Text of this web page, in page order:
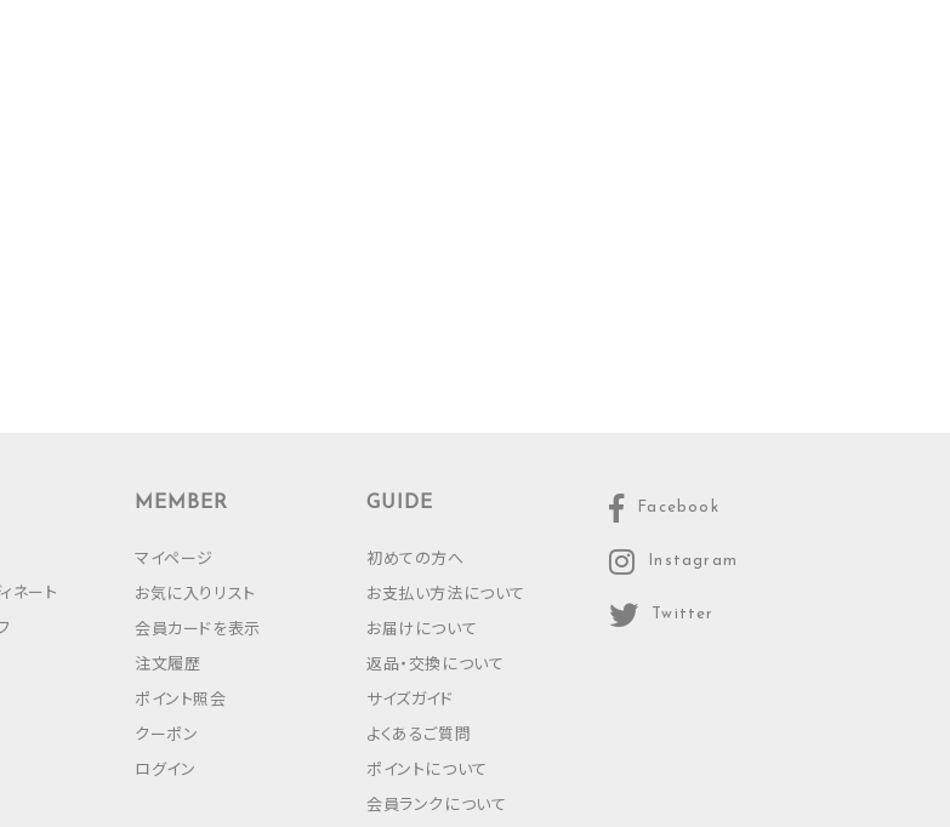
ネート
MEMBER
マイページ
お気に入りリスト
会員カードを表示
注文履歴
ポイント照会
クーポン
ログイン
GUIDE
初めての方へ
お支払い方法について
お届けについて
返品・交換について
サイズガイド
よくあるご質問
ポイントについて
会員ランクについて
Facebook
Instagram
Twitter